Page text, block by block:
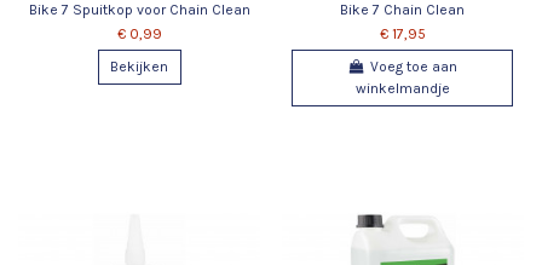
Bike 7 Spuitkop voor Chain Clean
€ 0,99
Bekijken
Bike 7 Chain Clean
€ 17,95
Voeg toe aan
winkelmandje